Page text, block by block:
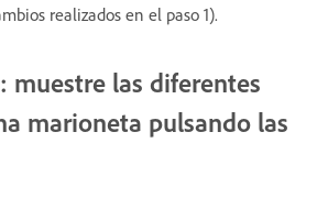
realizados en el paso 1).
muestre las diferentes
marioneta pulsando las